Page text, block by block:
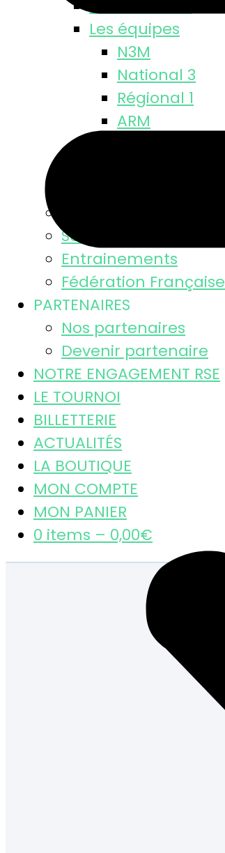
Les équipes
N3M
National 3
Régional 1
ARM
Se licencier
Entrainements
Fédération Française
PARTENAIRES
Nos partenaires
Devenir partenaire
NOTRE ENGAGEMENT RSE
LE TOURNOI
BILLETTERIE
ACTUALITÉS
LA BOUTIQUE
MON COMPTE
MON PANIER
0 items – 0,00€